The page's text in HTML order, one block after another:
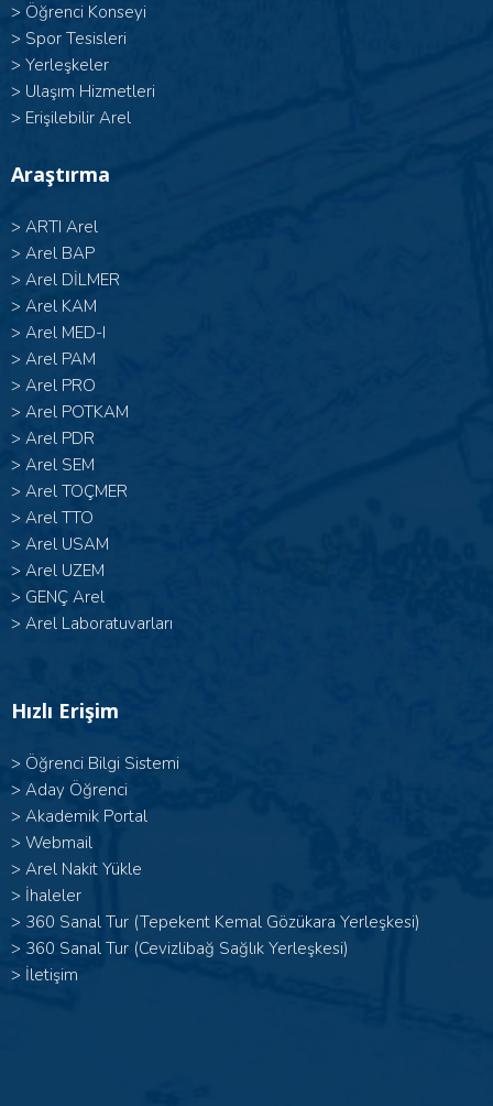
> Öğrenci Konseyi
> Spor Tesisleri
> Yerleşkeler
> Ulaşım Hizmetleri
> Erişilebilir Arel
Araştırma
> ARTI Arel
> Arel BAP
> Arel DİLMER
> Arel KAM
> Arel MED-I
> Arel PAM
> Arel PRO
> Arel POTKAM
> Arel PDR
> Arel SEM
> Arel TOÇMER
> Arel TTO
> Arel USAM
> Arel UZEM
> GENÇ Arel
> Arel Laboratuvarları
Hızlı Erişim
> Öğrenci Bilgi Sistemi
> Aday Öğrenci
> Akademik Portal
> Webmail
> Arel Nakit Yükle
> İhaleler
> 360 Sanal Tur (Tepekent Kemal Gözükara Yerleşkesi)
> 360 Sanal Tur (Cevizlibağ Sağlık Yerleşkesi)
> İletişim